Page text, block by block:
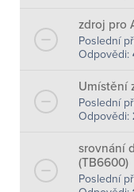
zdroj pro
Poslední
Odpovědi:
Umístění
Poslední
Odpovědi:
srovnání
(TB6600)
Poslední